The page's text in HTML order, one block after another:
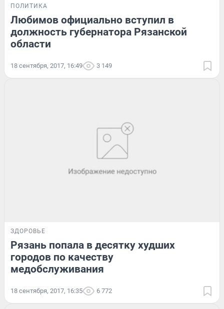
ПОЛИТИКА
Любимов официально вступил в
должность губернатора Рязанской
области
18 сентября, 2017, 16:49 3 149
ЗДОРОВЬЕ
Рязань попала в десятку худших
городов по качеству
медобслуживания
18 сентября, 2017, 16:35 6 772